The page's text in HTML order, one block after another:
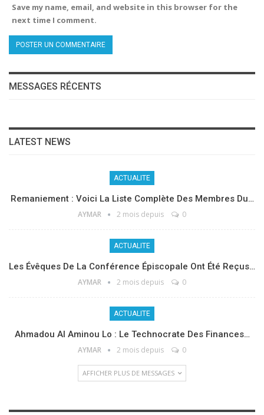
Save my name, email, and website in this browser for the
next time I comment.
MESSAGES RÉCENTS
LATEST NEWS
ACTUALITE
Remaniement : Voici La Liste Complète Des Membres Du…
AYMAR 2 mois depuis 0
ACTUALITE
Les Évêques De La Conférence Épiscopale Ont Été Reçus…
AYMAR 2 mois depuis 0
ACTUALITE
Ahmadou Al Aminou Lo : Le Technocrate Des Finances…
AYMAR 2 mois depuis 0
AFFICHER PLUS DE MESSAGES